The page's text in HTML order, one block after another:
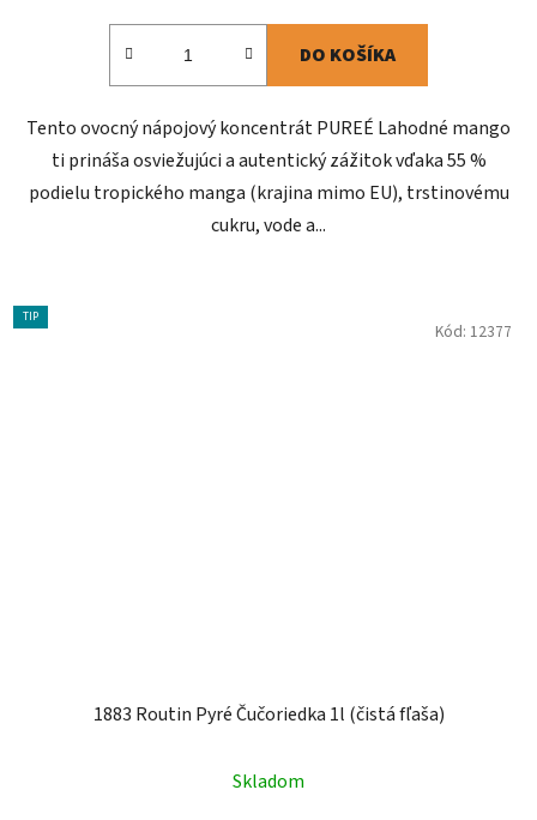
DO KOŠÍKA
Tento ovocný nápojový koncentrát PUREÉ Lahodné mango
ti prináša osviežujúci a autentický zážitok vďaka 55 %
podielu tropického manga (krajina mimo EU), trstinovému
cukru, vode a...
TIP
1883 Routin Pyré Čučoriedka 1l (čistá fľaša)
Skladom
Kód: 12377